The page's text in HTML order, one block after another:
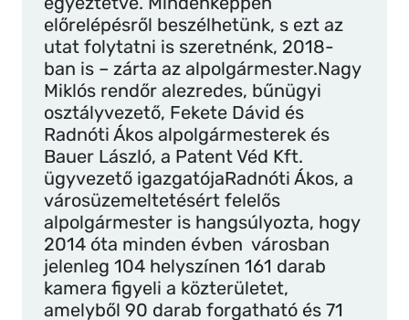
előrelépésről beszélhetünk, s ezt az
utat folytatni is szeretnénk, 2018-
ban is – zárta az alpolgármester.Nagy
Miklós rendőr alezredes, bűnügyi
osztályvezető, Fekete Dávid és
Radnóti Ákos alpolgármesterek és
Bauer László, a Patent Véd Kft.
ügyvezető igazgatójaRadnóti Ákos, a
városüzemeltetésért felelős
alpolgármester is hangsúlyozta, hogy
2014 óta minden évben városban
jelenleg 104 helyszínen 161 darab
kamera figyeli a közterületet,
amelyből 90 darab forgatható és 71